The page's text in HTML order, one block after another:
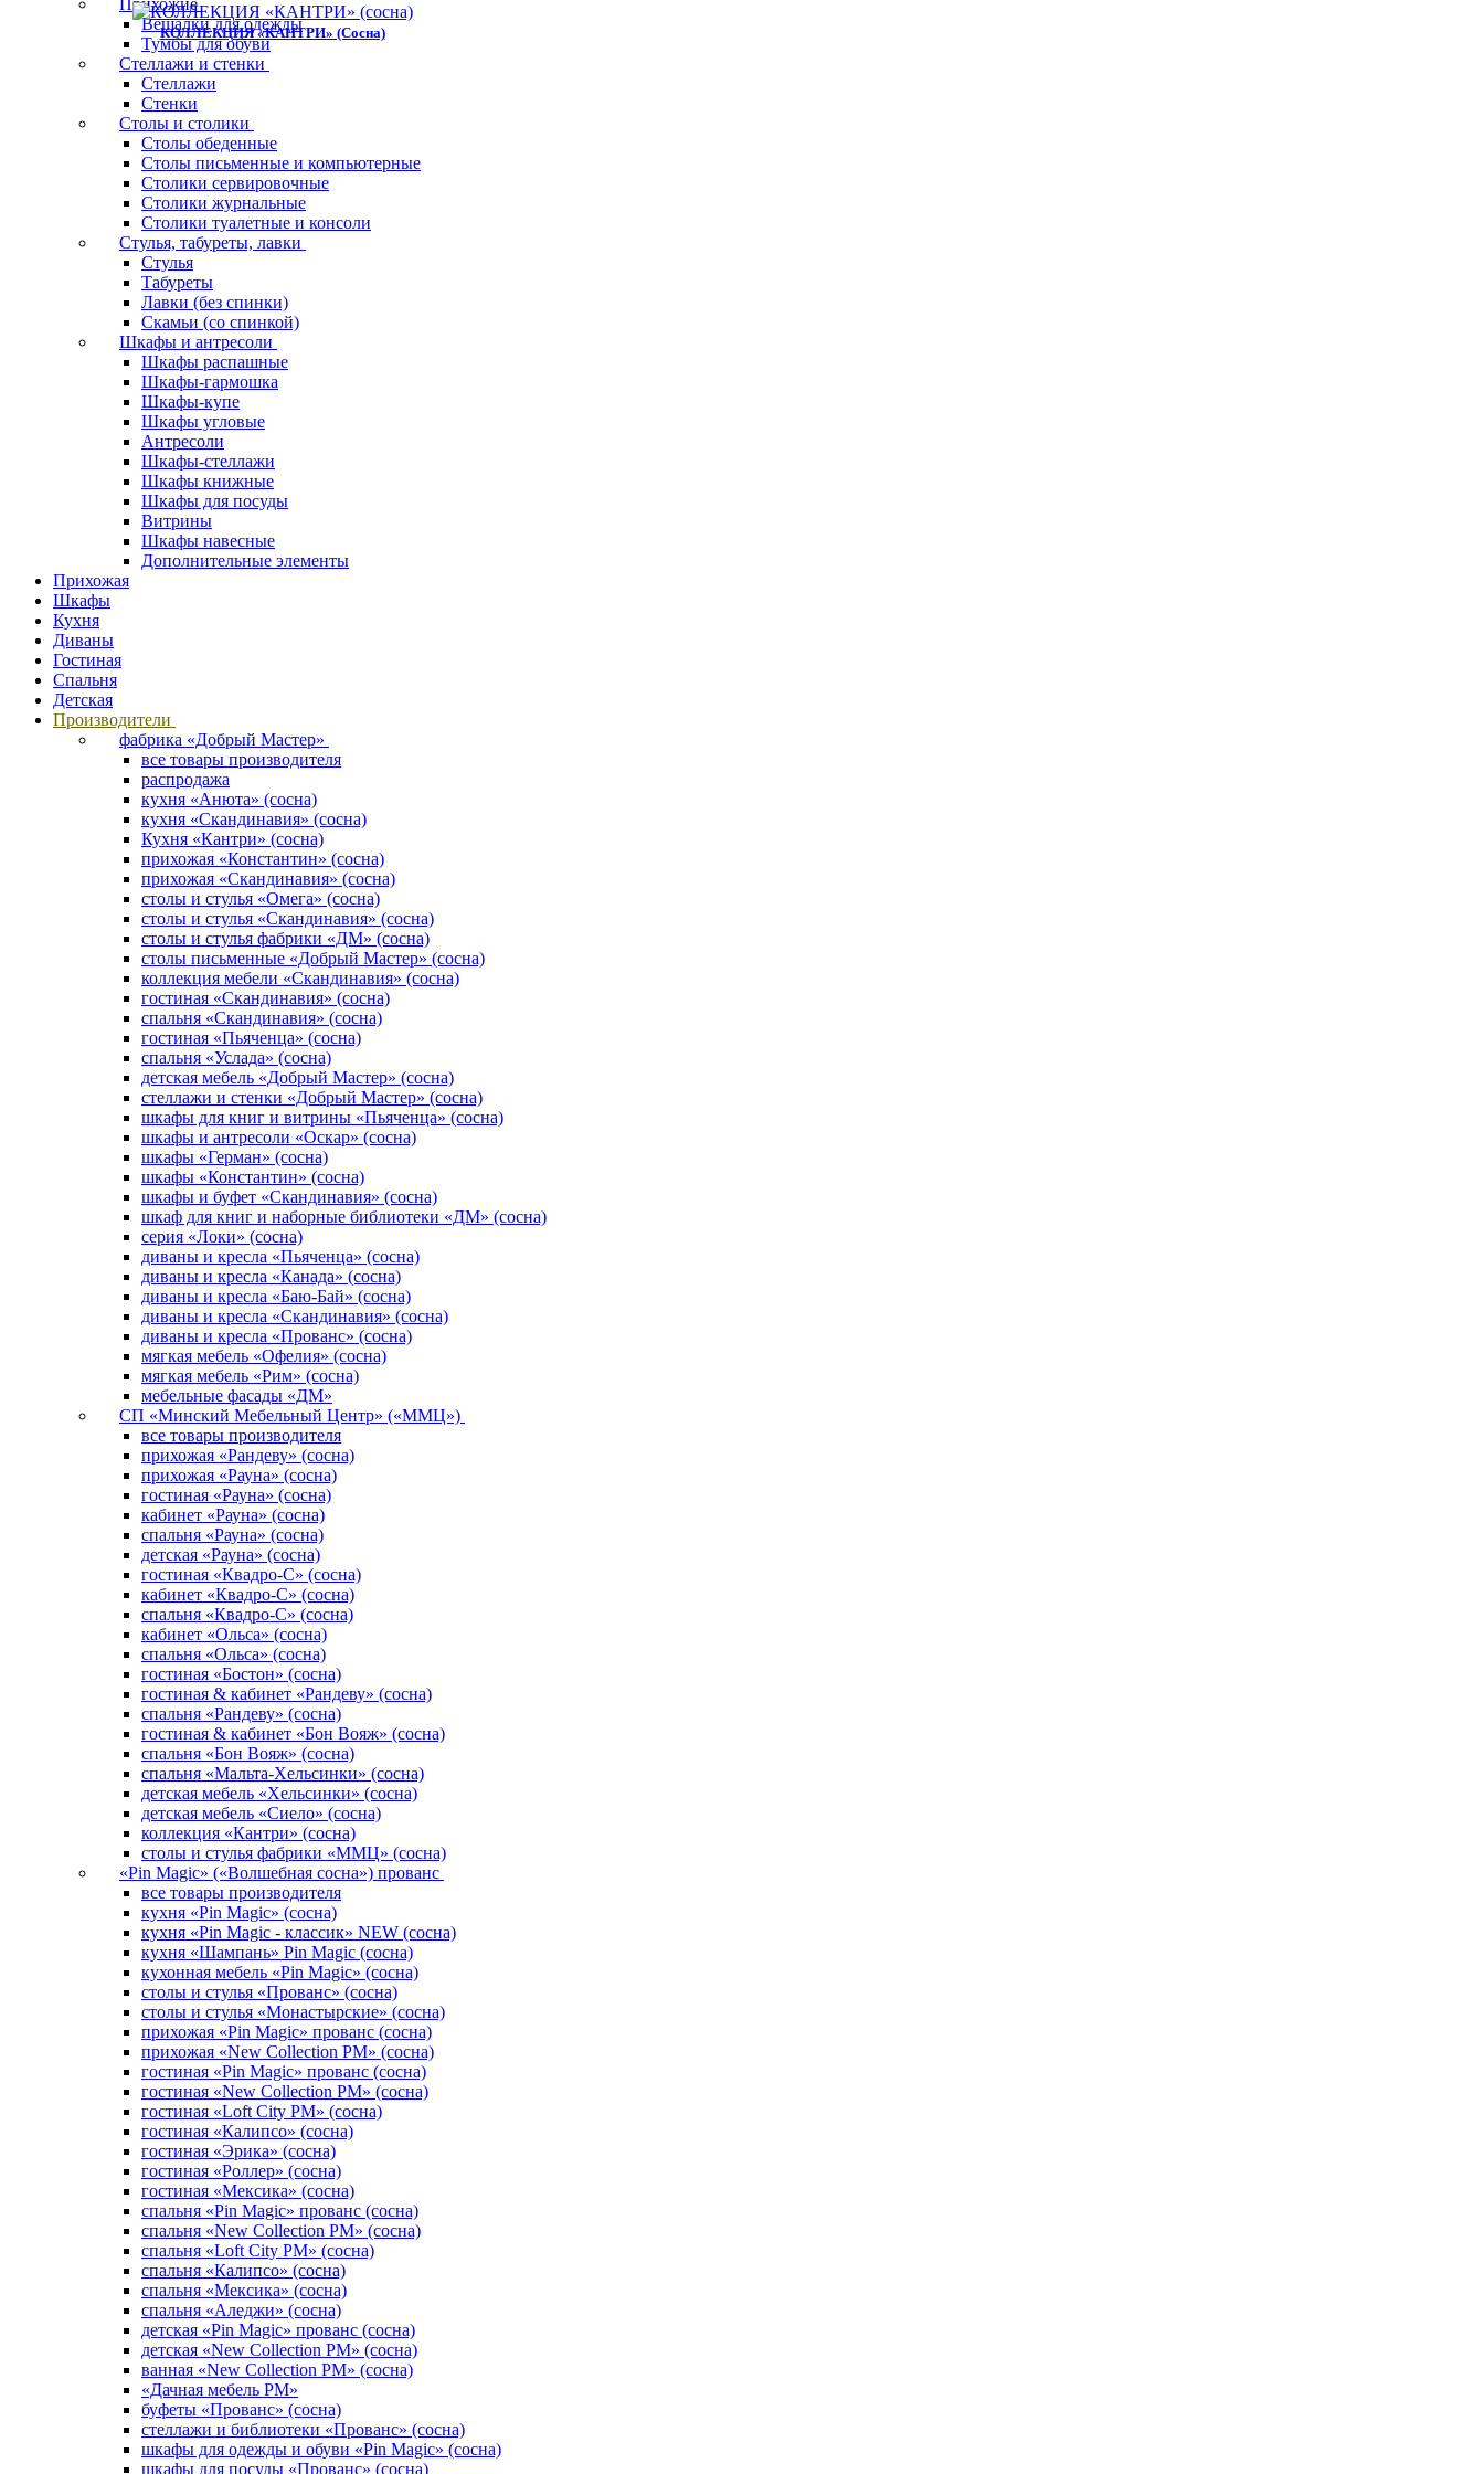
Прихожие
Вешалки для одежды
Тумбы для обуви
Стеллажи и стенки
Стеллажи
Стенки
Столы и столики
Столы обеденные
Столы письменные и компьютерные
Столики сервировочные
Столики журнальные
Столики туалетные и консоли
Стулья, табуреты, лавки
Стулья
Табуреты
Лавки (без спинки)
Скамьи (со спинкой)
Шкафы и антресоли
Шкафы распашные
Шкафы-гармошка
Шкафы-купе
Шкафы угловые
Антресоли
Шкафы-стеллажи
Шкафы книжные
Шкафы для посуды
Витрины
Шкафы навесные
Дополнительные элементы
Прихожая
Шкафы
Кухня
Диваны
Гостиная
КОЛЛЕКЦИЯ «КАНТРИ» (сосна)
Спальня
Детская
Производители
фабрика «Добрый Мастер»
все товары производителя
распродажа
кухня «Анюта» (сосна)
кухня «Скандинавия» (сосна)
Кухня «Кантри» (сосна)
прихожая «Константин» (сосна)
прихожая «Скандинавия» (сосна)
столы и стулья «Омега» (сосна)
столы и стулья «Скандинавия» (сосна)
столы и стулья фабрики «ДМ» (сосна)
столы письменные «Добрый Мастер» (сосна)
коллекция мебели «Скандинавия» (сосна)
гостиная «Скандинавия» (сосна)
спальня «Скандинавия» (сосна)
гостиная «Пьяченца» (сосна)
спальня «Услада» (сосна)
детская мебель «Добрый Мастер» (сосна)
стеллажи и стенки «Добрый Мастер» (сосна)
шкафы для книг и витрины «Пьяченца» (сосна)
шкафы и антресоли «Оскар» (сосна)
шкафы «Герман» (сосна)
шкафы «Константин» (сосна)
шкафы и буфет «Скандинавия» (сосна)
шкаф для книг и наборные библиотеки «ДМ» (сосна)
серия «Локи» (сосна)
диваны и кресла «Пьяченца» (сосна)
диваны и кресла «Канада» (сосна)
диваны и кресла «Баю-Бай» (сосна)
диваны и кресла «Скандинавия» (сосна)
диваны и кресла «Прованс» (сосна)
мягкая мебель «Офелия» (сосна)
мягкая мебель «Рим» (сосна)
мебельные фасады «ДМ»
СП «Минский Мебельный Центр» («ММЦ»)
все товары производителя
прихожая «Рандеву» (сосна)
прихожая «Рауна» (сосна)
гостиная «Рауна» (сосна)
кабинет «Рауна» (сосна)
cпальня «Рауна» (сосна)
детская «Рауна» (сосна)
гостиная «Квадро-С» (сосна)
кабинет «Квадро-С» (сосна)
спальня «Квадро-С» (сосна)
кабинет «Ольса» (сосна)
спальня «Ольса» (сосна)
гостиная «Бостон» (сосна)
гостиная & кабинет «Рандеву» (сосна)
спальня «Рандеву» (сосна)
гостиная & кабинет «Бон Вояж» (сосна)
спальня «Бон Вояж» (сосна)
спальня «Мальта-Хельсинки» (сосна)
детская мебель «Хельсинки» (сосна)
детская мебель «Сиело» (сосна)
коллекция «Кантри» (сосна)
столы и стулья фабрики «ММЦ» (сосна)
«Pin Magic» («Волшебная сосна») прованс
все товары производителя
кухня «Pin Magic» (сосна)
кухня «Pin Magic - классик» NEW (сосна)
кухня «Шампань» Pin Magic (сосна)
кухонная мебель «Pin Magic» (сосна)
столы и стулья «Прованс» (сосна)
столы и стулья «Монастырские» (сосна)
прихожая «Pin Magic» прованс (сосна)
прихожая «New Collection PM» (сосна)
гостиная «Pin Magic» прованс (сосна)
гостиная «New Collection PM» (сосна)
гостиная «Loft City PM» (сосна)
гостиная «Калипсо» (сосна)
гостиная «Эрика» (сосна)
гостиная «Роллер» (сосна)
гостиная «Мексика» (сосна)
спальня «Pin Magic» прованс (сосна)
спальня «New Collection PM» (сосна)
спальня «Loft City PM» (сосна)
спальня «Калипсо» (сосна)
спальня «Мексика» (сосна)
спальня «Аледжи» (сосна)
детская «Pin Magic» прованс (сосна)
детская «New Collection PM» (сосна)
ванная «New Collection PM» (сосна)
«Дачная мебель PM»
буфеты «Прованс» (сосна)
стеллажи и библиотеки «Прованс» (сосна)
шкафы для одежды и обуви «Pin Magic» (сосна)
шкафы для посуды «Прованс» (сосна)